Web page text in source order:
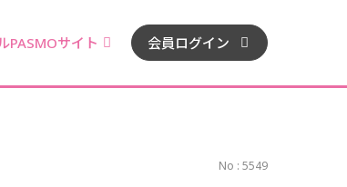
PASMOサイト 会員ログイン
No : 5549